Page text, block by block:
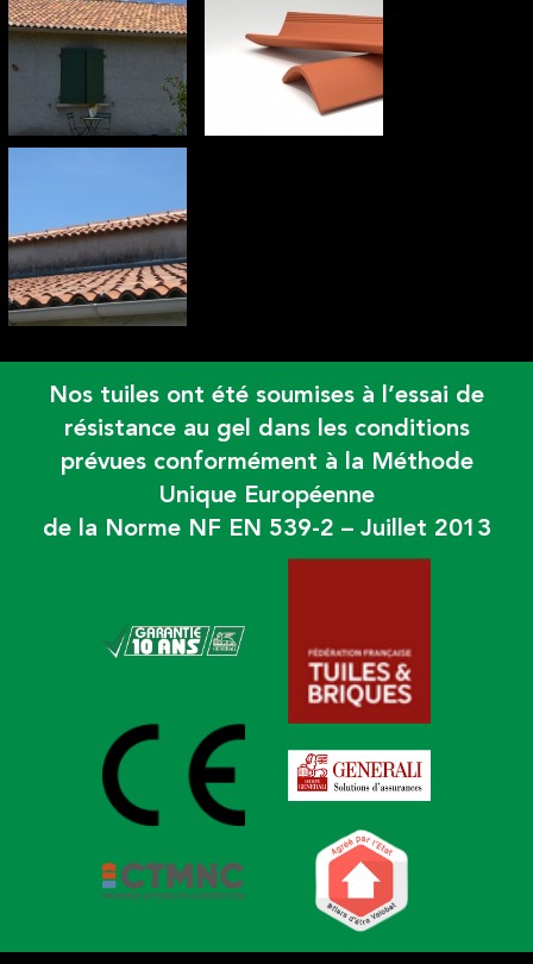
Nos tuiles ont été soumises à l’essai de
résistance au gel dans les conditions
prévues conformément à la Méthode
Unique Européenne
de la Norme NF EN 539-2 – Juillet 2013